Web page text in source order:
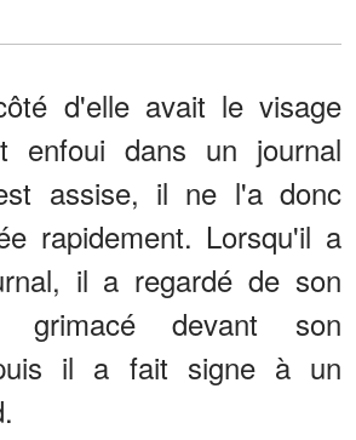
d'elle avait le visage
enfoui dans un journal
assise, il ne l'a donc
rapidement. Lorsqu'il a
il a regardé de son
devant son
il a fait signe à un